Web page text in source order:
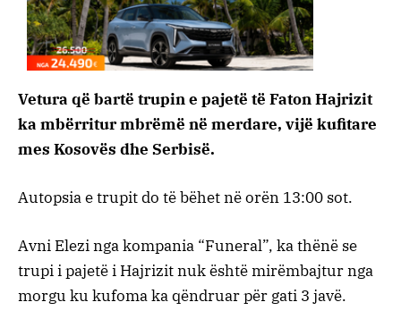
Vetura që bartë trupin e pajetë të Faton Hajrizit
ka mbërritur mbrëmë në merdare, vijë kufitare
mes Kosovës dhe Serbisë.
Autopsia e trupit do të bëhet në orën 13:00 sot.
Avni Elezi nga kompania “Funeral”, ka thënë se
trupi i pajetë i Hajrizit nuk është mirëmbajtur nga
morgu ku kufoma ka qëndruar për gati 3 javë.